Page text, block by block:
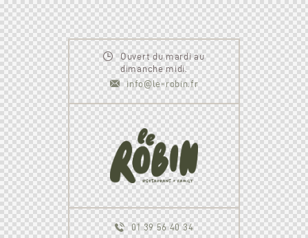
Ouvert du mardi au
dimanche midi.
info@le-robin.fr
01 39 56 40 34